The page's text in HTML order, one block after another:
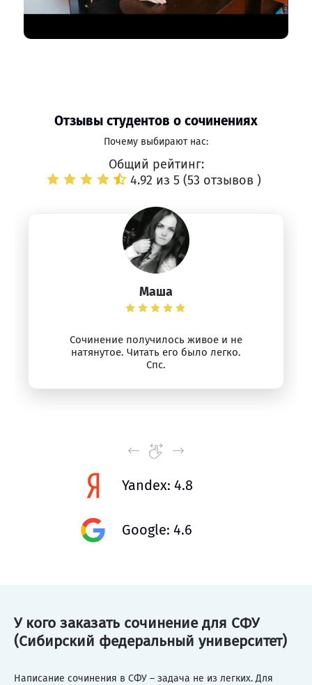
Отзывы студентов о сочинениях
Почему выбирают нас:
Общий рейтинг:
4.92 из 5 (53 отзывов )
Маша
Сочинение получилось живое и не
натянутое. Читать его было легко.
Спс.
Yandex: 4.8
Google: 4.6
У кого заказать сочинение для СФУ
(Сибирский федеральный университет)
Написание сочинения в СФУ – задача не из легких. Для